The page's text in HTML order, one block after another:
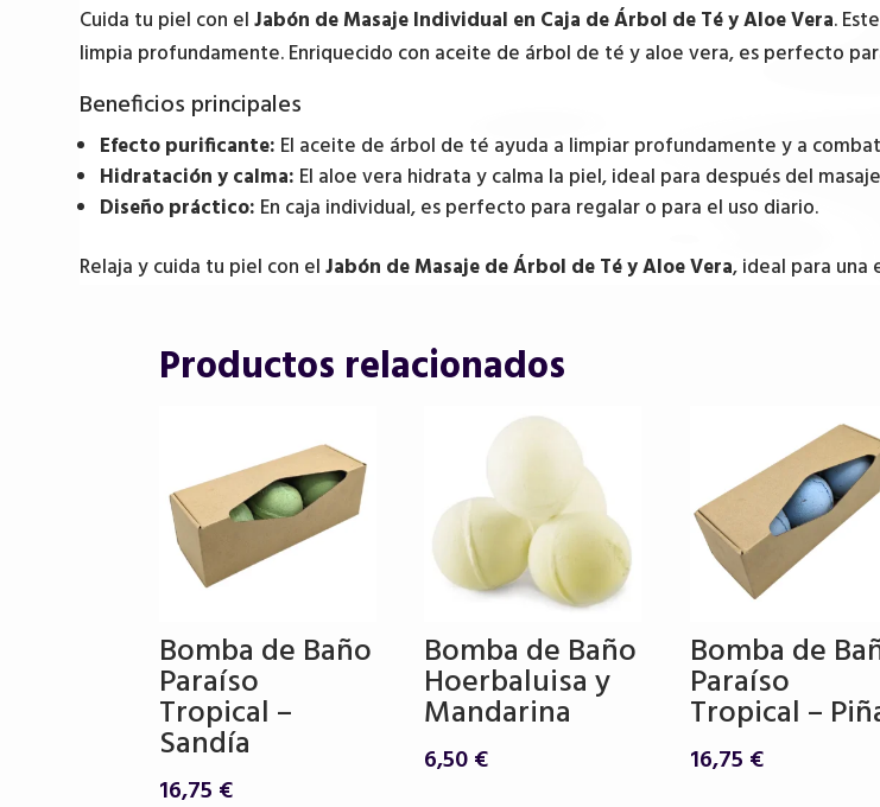
Cuida tu piel con elJabón de Masaje Individual en Caja de Árbol de Té y Aloe Vera.
limpia profundamente. Enriquecido con aceite de árbol de té y aloe vera, es perfecto
Beneficios principales
Efecto purificante: El aceite de árbol de té ayuda a limpiar profundamente y a
Hidratación y calma: El aloe vera hidrata y calma la piel, ideal para después del
Diseño práctico: En caja individual, es perfecto para regalar o para el uso diario.
Relaja y cuida tu piel con elJabón de Masaje de Árbol de Té y Aloe Vera, ideal para
Productos relacionados
Bomba de Baño
Paraíso
Tropical –
Sandía
16,75 €
Bomba de Baño
Hoerbaluisa y
Mandarina
6,50€
Bomba de
Paraíso
Tropical –
16,75 €